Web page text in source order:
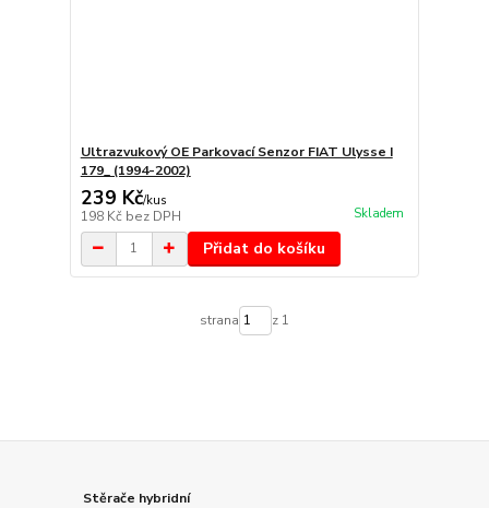
Ultrazvukový OE Parkovací Senzor FIAT Ulysse I
179_ (1994-2002)
239 Kč/kus
198 Kč bez DPH Skladem
Přidat do košíku
strana z 1
Stěrače hybridní